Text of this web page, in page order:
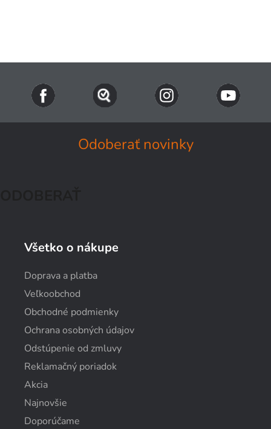
Prihlásenie
Odoberať novinky
Všetko o nákupe
Doprava a platba
Veľkoobchod
Obchodné podmienky
Ochrana osobných údajov
Odstúpenie od zmluvy
Reklamačný poriadok
Akcia
Najnovšie
Doporúčame